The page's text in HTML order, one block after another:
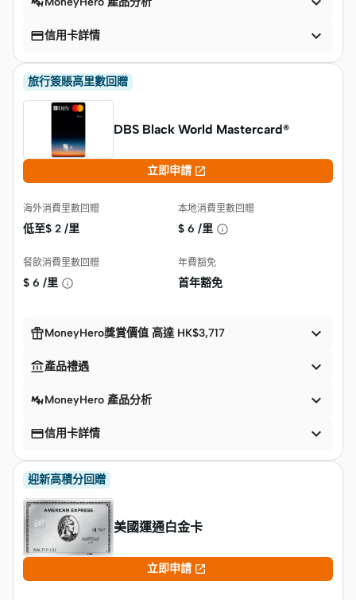
信用卡詳情 
旅行簽賬高里數回贈
DBS Black World Mastercard®
立即申請 
海外消費里數回贈
低至$ 2 /里
本地消費里數回贈
$ 6 /里
餐飲消費里數回贈
$ 6 /里
年費豁免
首年豁免
MoneyHero獎賞價值 高達 HK$3,717 
產品禮遇 
MoneyHero 產品分析 
信用卡詳情 
迎新高積分回贈
美國運通白金卡
立即申請 